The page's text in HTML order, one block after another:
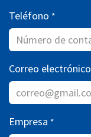
Teléfono *
Correo electrónico
Empresa *